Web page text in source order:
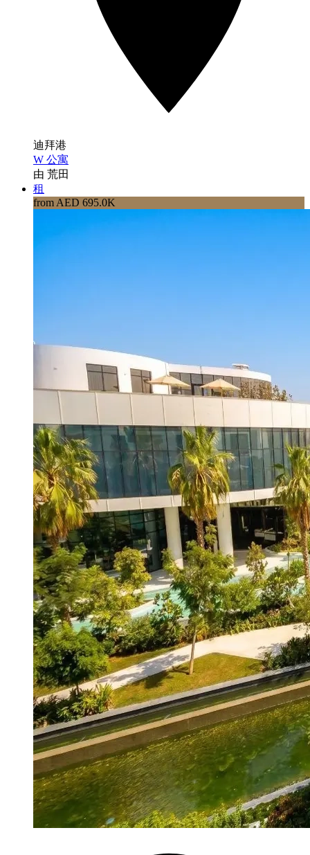
迪拜港
W 公寓
由 荒田
租
from AED 695.0K